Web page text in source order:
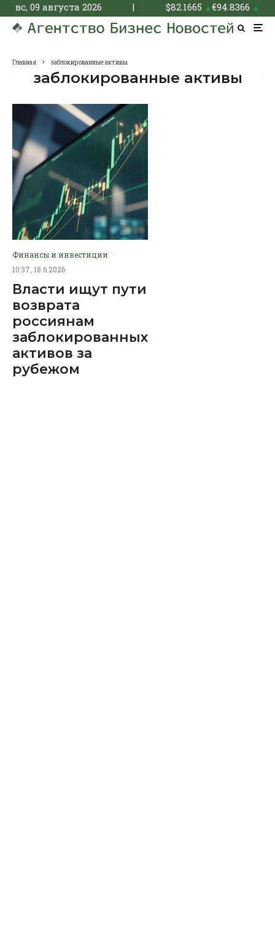
вс, 09 августа 2026 | $82.1665 ▲€94.8366 ▲
Главная заблокированные активы
заблокированные активы
Финансы и инвестиции ·
10:37, 18.6.2026
Власти ищут пути
возврата
россиянам
заблокированных
активов за
рубежом